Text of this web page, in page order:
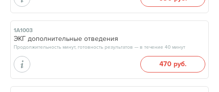
1А1003
ЭКГ дополнительные отведения
Продолжительность минут, готовность результатов — в течение 40 минут
470 руб.